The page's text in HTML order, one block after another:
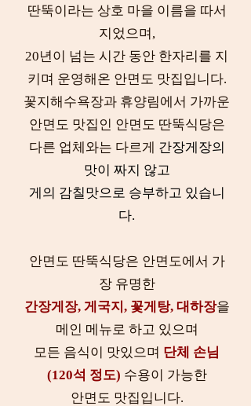
딴뚝이라는 상호 마을 이름을 따서
지었으며,
20년이 넘는 시간 동안 한자리를 지
키며 운영해온 안면도 맛집입니다.
꽃지해수욕장과 휴양림에서 가까운
안면도 맛집인 안면도 딴뚝식당은
다른 업체와는 다르게 간장게장의
맛이 짜지 않고
게의 감칠맛으로 승부하고 있습니
다.
안면도 딴뚝식당은 안면도에서 가
장 유명한
간장게장, 게국지, 꽃게탕, 대하장을
메인 메뉴로 하고 있으며
모든 음식이 맛있으며 단체 손님
(120석 정도) 수용이 가능한
안면도 맛집입니다.